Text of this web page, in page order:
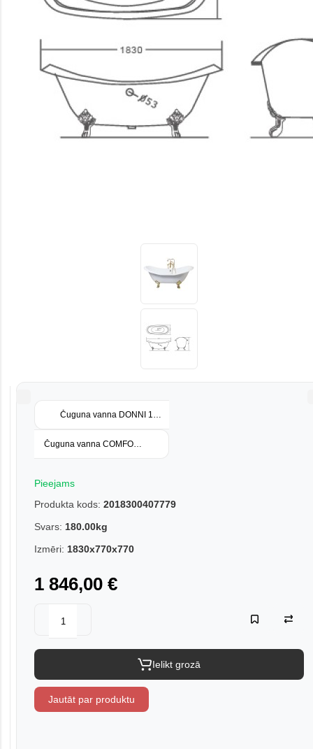
Čuguna vanna DONNI 180x80x45
Čuguna vanna COMFORT NEW 150x70x40
Pieejams
Produkta kods: 2018300407779
Svars: 180.00kg
Izmēri: 1830x770x770
1 846,00 €
Ielikt grozā
Jautāt par produktu